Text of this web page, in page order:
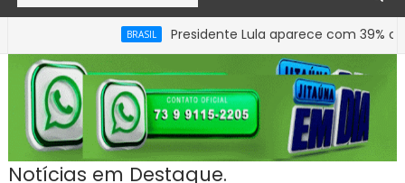
Presidente Lula aparece com 39% contra
Notícias em Destaque.